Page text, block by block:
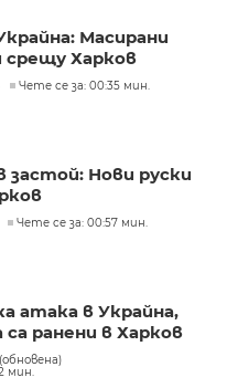
Масирани
срещу Харков
Чете се за: 00:35 мин.
застой: Нови руски
Чете се за: 00:57 мин.
атака в Украйна,
ранени в Харков
мин.